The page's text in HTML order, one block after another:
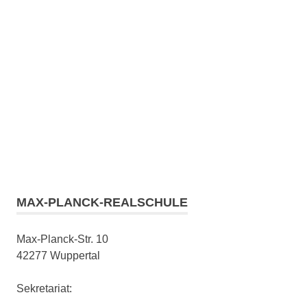
MAX-PLANCK-REALSCHULE
Max-Planck-Str. 10
42277 Wuppertal
Sekretariat: